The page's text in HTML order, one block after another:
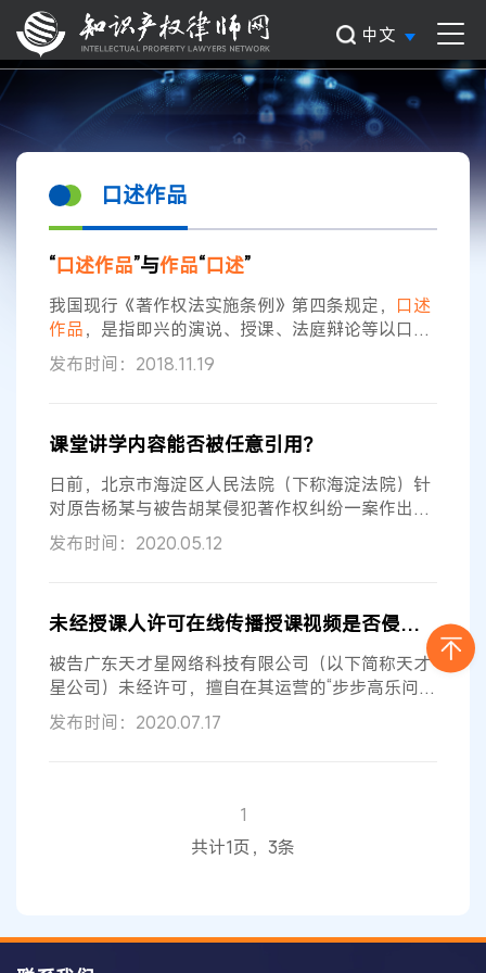
中文
口述作品
“口述作品”与作品“口述”
我国现行《著作权法实施条例》第四条规定， 口述
作品，是指即兴的演说、授课、法庭辩论等以口头
语言形式表现的作品。很多
下来（例如被录音或者被记录），因而如果发生侵
型，口述作品引发的侵权诉讼并不多见。 国外针对
此类问题也有规定。例如，根据以色列版权方面的
法律，原创作品能够受版权保护的条件之一是必须
发布时间：2018.11.19
课堂讲学内容能否被任意引用？
日前，北京市海淀区人民法院（下称海淀法院）针
对原告杨某与被告胡某侵犯著作权纠纷一案作出一
审判决，认定杨某公开讲授的英语课程构成
品，胡某在其发表论文中使用杨某
均未提起上诉，该案现已生效。 杨某诉称，其围绕
《攀登英语阅读系列》“A Friend-Making Machine”
一文，拟定
发布时间：2020.05.12
未经授课人许可在线传播授课视频是否侵权？法院一审认定：侵权！
被告广东天才星网络科技有限公司（以下简称天才
星公司）未经许可，擅自在其运营的“步步高乐问”
APP中在线传播并销售涉案钢琴教学视频，授课人
肖某主张视频授课内容构成
歉、赔偿损失及合理支出。 近日，北京互联网法院
信息网络传播行为构成侵权。 案情回顾
发布时间：2020.07.17
1
共计1页，3条